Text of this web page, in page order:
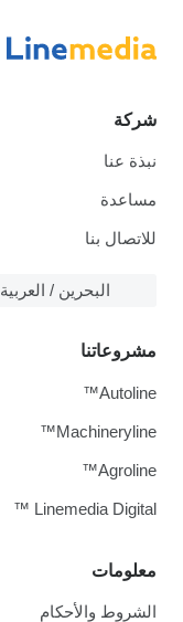
شركة
نبذة عنا
مساعدة
للاتصال بنا
البحرين / العربية
معلومات
الشروط والأحكام
مشروعاتنا
Autoline™
Machineryline™
Agroline™
Linemedia Digital ™